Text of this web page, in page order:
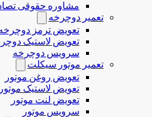
مشاوره حقوقی
تعمیر دوچرخه
تعویض ترمز
تعویض لاستیک
سرویس دوچرخه
تعمیر موتور سیکلت
تعویض روغن موتور
تعویض لاستیک موتور
تعویض لنت موتور
سرویس موتور